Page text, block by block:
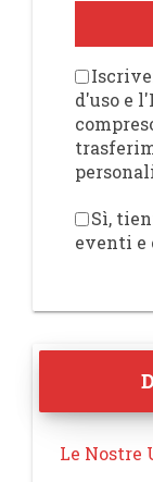
d'uso e
Sì,
eventi e
Le Nostre